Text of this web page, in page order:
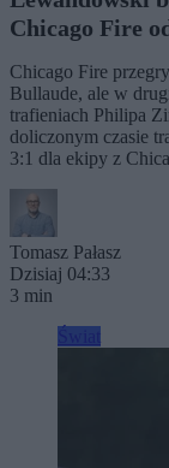
Chicago Fire
Chicago Fire
Bullaude, ale w
trafieniach Philipa
doliczonym czasie
3:1 dla ekipy z
Tomasz Pałasz
Dzisiaj 04:33
3 min